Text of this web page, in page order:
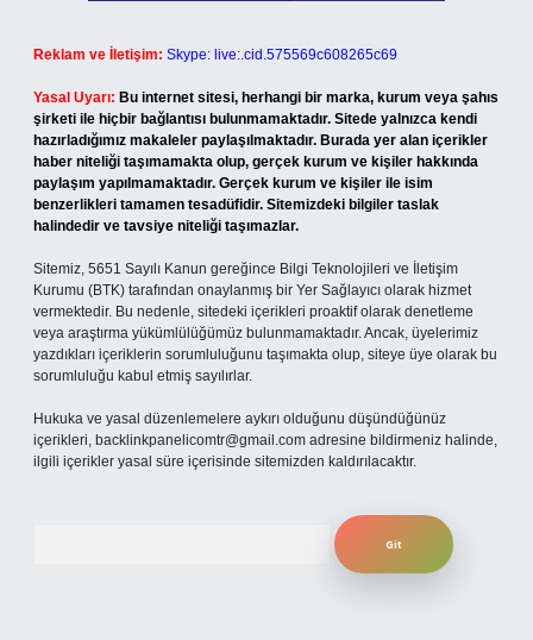
Reklam ve İletişim: Skype: live:.cid.575569c608265c69
Yasal Uyarı: Bu internet sitesi, herhangi bir marka, kurum veya şahıs
şirketi ile hiçbir bağlantısı bulunmamaktadır. Sitede yalnızca kendi
hazırladığımız makaleler paylaşılmaktadır. Burada yer alan içerikler
haber niteliği taşımamakta olup, gerçek kurum ve kişiler hakkında
paylaşım yapılmamaktadır. Gerçek kurum ve kişiler ile isim
benzerlikleri tamamen tesadüfidir. Sitemizdeki bilgiler taslak
halindedir ve tavsiye niteliği taşımazlar.
Sitemiz, 5651 Sayılı Kanun gereğince Bilgi Teknolojileri ve İletişim
Kurumu (BTK) tarafından onaylanmış bir Yer Sağlayıcı olarak hizmet
vermektedir. Bu nedenle, sitedeki içerikleri proaktif olarak denetleme
veya araştırma yükümlülüğümüz bulunmamaktadır. Ancak, üyelerimiz
yazdıkları içeriklerin sorumluluğunu taşımakta olup, siteye üye olarak bu
sorumluluğu kabul etmiş sayılırlar.
Hukuka ve yasal düzenlemelere aykırı olduğunu düşündüğünüz
içerikleri, backlinkpanelicomtr@gmail.com adresine bildirmeniz halinde,
ilgili içerikler yasal süre içerisinde sitemizden kaldırılacaktır.